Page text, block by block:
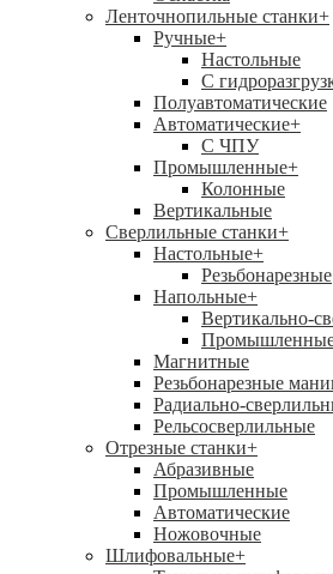
Ленточнопильные станки+
Ручные+
Настольные
С
Полуавтоматические
Автоматические+
С ЧПУ
Промышленные+
Колонные
Вертикальные
Сверлильные станки+
Настольные+
Резьбонарезные
Напольные+
Вертикально-
Магнитные
Резьбонарезные
Радиально-
Рельсосверлильные
Отрезные станки+
Абразивные
Промышленные
Автоматические
Ножовочные
Шлифовальные+